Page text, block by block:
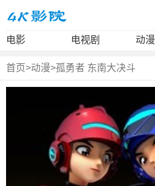
电影 电视剧 动漫
首页>动漫>孤勇者 东南大决斗